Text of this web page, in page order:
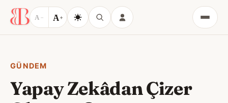
A − A+
Menü
GÜNDEM
Yapay Zekâdan Çizer